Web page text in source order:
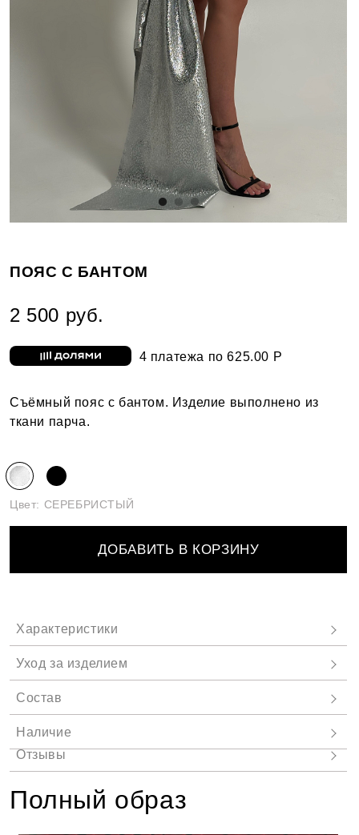
ПОЯС С БАНТОМ
2 500 руб.
4 платежа по 625.00 Р
Съёмный пояс с бантом. Изделие выполнено из
ткани парча.
Цвет: СЕРЕБРИСТЫЙ
ДОБАВИТЬ В КОРЗИНУ
Полный образ